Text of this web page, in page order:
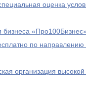
оценка
бизнеса
по направлению
организация